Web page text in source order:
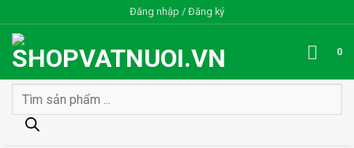
qua
nội
dung
Đăng nhập / Đăng ký
0
kiếm
sản